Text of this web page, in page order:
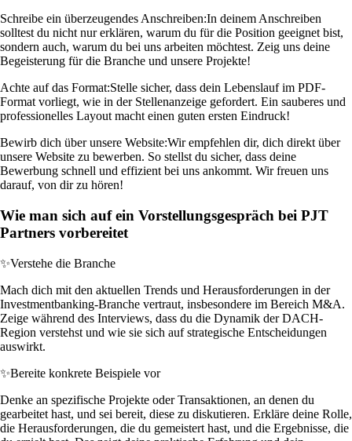
Schreibe ein überzeugendes Anschreiben:In deinem Anschreiben
solltest du nicht nur erklären, warum du für die Position geeignet bist,
sondern auch, warum du bei uns arbeiten möchtest. Zeig uns deine
Begeisterung für die Branche und unsere Projekte!
Achte auf das Format:Stelle sicher, dass dein Lebenslauf im PDF-
Format vorliegt, wie in der Stellenanzeige gefordert. Ein sauberes und
professionelles Layout macht einen guten ersten Eindruck!
Bewirb dich über unsere Website:Wir empfehlen dir, dich direkt über
unsere Website zu bewerben. So stellst du sicher, dass deine
Bewerbung schnell und effizient bei uns ankommt. Wir freuen uns
darauf, von dir zu hören!
Wie man sich auf ein Vorstellungsgespräch bei PJT
Partners vorbereitet
✨Verstehe die Branche
Mach dich mit den aktuellen Trends und Herausforderungen in der
Investmentbanking-Branche vertraut, insbesondere im Bereich M&A.
Zeige während des Interviews, dass du die Dynamik der DACH-
Region verstehst und wie sie sich auf strategische Entscheidungen
auswirkt.
✨Bereite konkrete Beispiele vor
Denke an spezifische Projekte oder Transaktionen, an denen du
gearbeitet hast, und sei bereit, diese zu diskutieren. Erkläre deine Rolle,
die Herausforderungen, die du gemeistert hast, und die Ergebnisse, die